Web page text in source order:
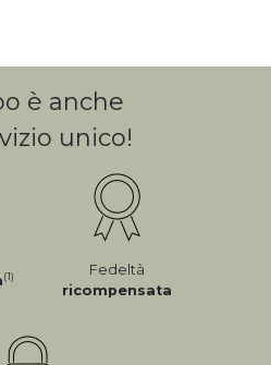
è anche
unico!
(1)
Fedeltà
ricompensata